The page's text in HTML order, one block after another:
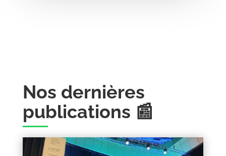
Nos dernières
publications 📰